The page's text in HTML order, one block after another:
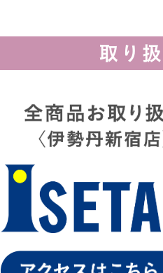
取り